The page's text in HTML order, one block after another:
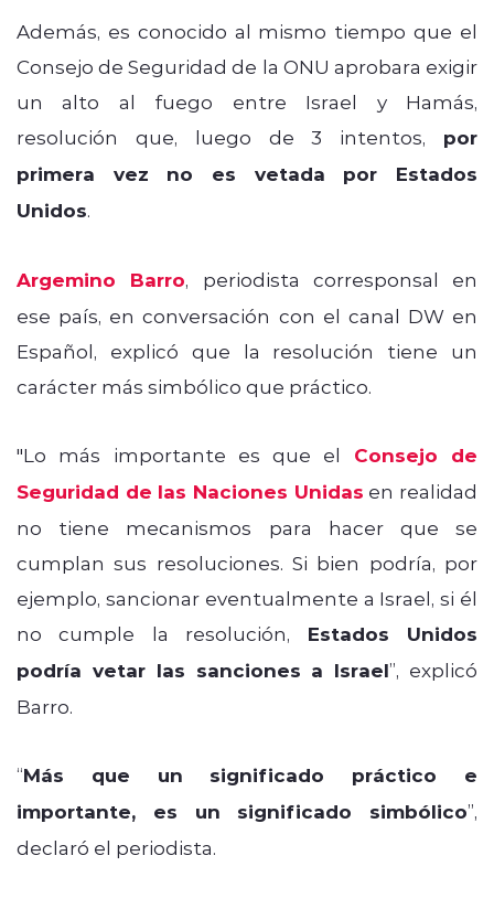
Además, es conocido al mismo tiempo que el
Consejo de Seguridad de la ONU aprobara exigir
un alto al fuego entre Israel y Hamás,
resolución que, luego de 3 intentos, por
primera vez no es vetada por Estados
Unidos.
Argemino Barro, periodista corresponsal en
ese país, en conversación con el canal DW en
Español, explicó que la resolución tiene un
carácter más simbólico que práctico.
"Lo más importante es que el Consejo de
Seguridad de las Naciones Unidas en realidad
no tiene mecanismos para hacer que se
cumplan sus resoluciones. Si bien podría, por
ejemplo, sancionar eventualmente a Israel, si él
no cumple la resolución, Estados Unidos
podría vetar las sanciones a Israel”, explicó
Barro.
“Más que un significado práctico e
importante, es un significado simbólico”,
declaró el periodista.